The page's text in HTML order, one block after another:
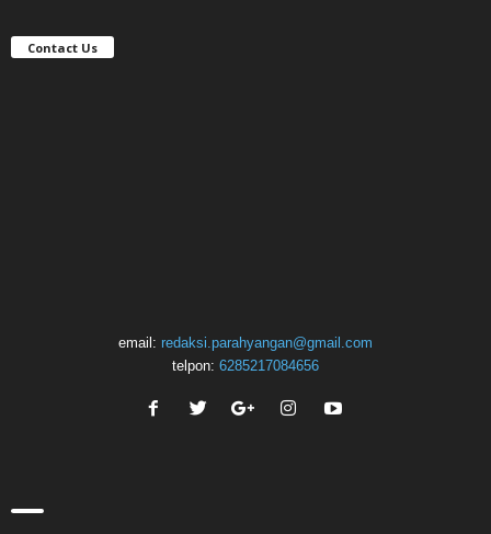
Contact Us
email: redaksi.parahyangan@gmail.com
telpon: 6285217084656